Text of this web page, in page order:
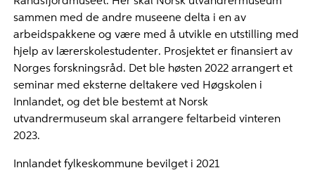
sammen med de andre museene delta i en av
arbeidspakkene og være med å utvikle en utstilling med
hjelp av lærerskolestudenter. Prosjektet er finansiert av
Norges forskningsråd. Det ble høsten 2022 arrangert et
seminar med eksterne deltakere ved Høgskolen i
Innlandet, og det ble bestemt at Norsk
utvandrermuseum skal arrangere feltarbeid vinteren
2023.
Innlandet fylkeskommune bevilget i 2021